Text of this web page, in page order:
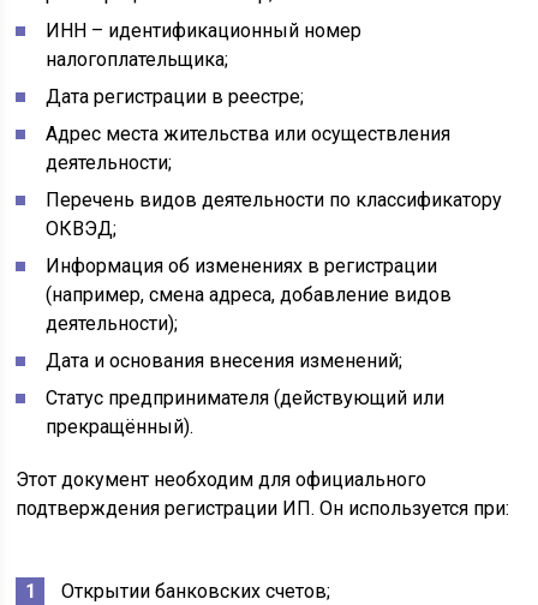
ИНН – идентификационный номер
налогоплательщика;
Дата регистрации в реестре;
Адрес места жительства или осуществления
деятельности;
Перечень видов деятельности по классификатору
ОКВЭД;
Информация об изменениях в регистрации
(например, смена адреса, добавление видов
деятельности);
Дата и основания внесения изменений;
Статус предпринимателя (действующий или
прекращённый).
Этот документ необходим для официального
подтверждения регистрации ИП. Он используется при:
Открытии банковских счетов;